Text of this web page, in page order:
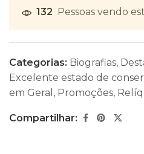
132 Pessoas vendo
Categorias: Biografias,
Excelente estado de
em Geral , Promoções,
Compartilhar: